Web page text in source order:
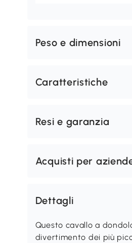
Peso e dimensioni
Caratteristiche
Resi e garanzia
Acquisti per
Dettagli
Questo cavallo a
divertimento dei più